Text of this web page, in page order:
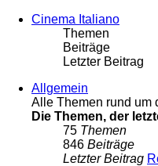
Cinema Italiano
Themen
Beiträge
Letzter Beitrag
Allgemein
Alle Themen rund um
Die Themen, der
75 Themen
846 Beiträge
Letzter Beitrag